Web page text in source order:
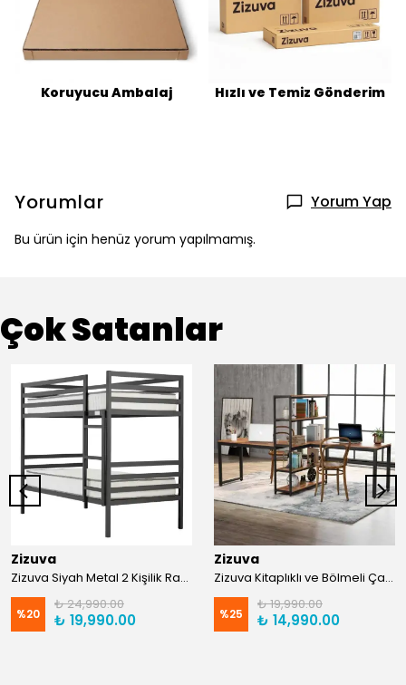
Koruyucu Ambalaj Hızlı ve Temiz Gönderim
Yorumlar Yorum Yap
Bu ürün için henüz yorum yapılmamış.
Çok Satanlar
Zizuva
Zizuva Siyah Metal 2 Kişilik Ranza | TR0011-F
%20
₺ 24,990.00
₺ 19,990.00
Zizuva
Zizuva Kitaplıklı ve Bölmeli Çalışma Masası | CM1021-F-Suntalam
%25
₺ 19,990.00
₺ 14,990.00